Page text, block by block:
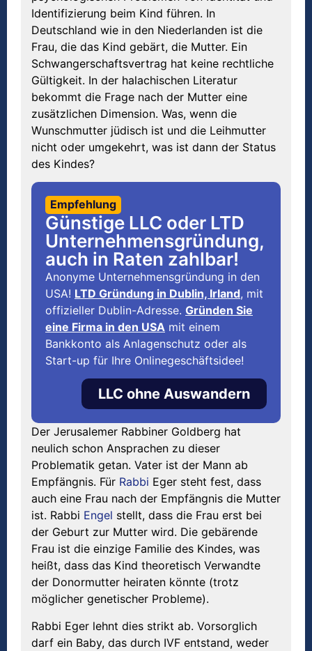
Identifizierung beim Kind führen. In
Deutschland wie in den Niederlanden ist die
Frau, die das Kind gebärt, die Mutter. Ein
Schwangerschaftsvertrag hat keine rechtliche
Gültigkeit. In der halachischen Literatur
bekommt die Frage nach der Mutter eine
zusätzlichen Dimension. Was, wenn die
Wunschmutter jüdisch ist und die Leihmutter
nicht oder umgekehrt, was ist dann der Status
des Kindes?
Empfehlung
Günstige LLC oder LTD
Unternehmensgründung,
auch in Raten zahlbar!
Anonyme Unternehmensgründung in den
USA! LTD Gründung in Dublin, Irland, mit
offizieller Dublin-Adresse. Gründen Sie
eine Firma in den USA mit einem
Bankkonto als Anlagenschutz oder als
Start-up für Ihre Onlinegeschäftsidee!
LLC ohne Auswandern
Der Jerusalemer Rabbiner Goldberg hat
neulich schon Ansprachen zu dieser
Problematik getan. Vater ist der Mann ab
Empfängnis. Für Rabbi Eger steht fest, dass
auch eine Frau nach der Empfängnis die Mutter
ist. Rabbi Engel stellt, dass die Frau erst bei
der Geburt zur Mutter wird. Die gebärende
Frau ist die einzige Familie des Kindes, was
heißt, dass das Kind theoretisch Verwandte
der Donormutter heiraten könnte (trotz
möglicher genetischer Probleme).
Rabbi Eger lehnt dies strikt ab. Vorsorglich
darf ein Baby, das durch IVF entstand, weder